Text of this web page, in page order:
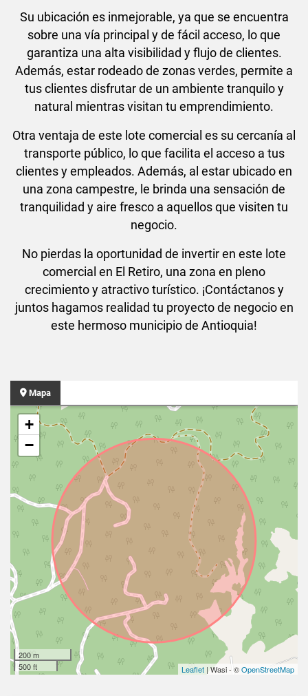
Su ubicación es inmejorable, ya que se encuentra
sobre una vía principal y de fácil acceso, lo que
garantiza una alta visibilidad y flujo de clientes.
Además, estar rodeado de zonas verdes, permite a
tus clientes disfrutar de un ambiente tranquilo y
natural mientras visitan tu emprendimiento.
Otra ventaja de este lote comercial es su cercanía al
transporte público, lo que facilita el acceso a tus
clientes y empleados. Además, al estar ubicado en
una zona campestre, le brinda una sensación de
tranquilidad y aire fresco a aquellos que visiten tu
negocio.
No pierdas la oportunidad de invertir en este lote
comercial en El Retiro, una zona en pleno
crecimiento y atractivo turístico. ¡Contáctanos y
juntos hagamos realidad tu proyecto de negocio en
este hermoso municipio de Antioquia!
Mapa
+
−
200 m
500 ft
Leaflet | Wasi - ©OpenStreetMap